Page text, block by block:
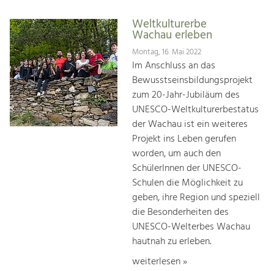
Weltkulturerbe
Wachau erleben
Montag, 16. Mai 2022
Im Anschluss an das
Bewusstseinsbildungsprojekt
zum 20-Jahr-Jubiläum des
UNESCO-Weltkulturerbestatus
der Wachau ist ein weiteres
Projekt ins Leben gerufen
worden, um auch den
SchülerInnen der UNESCO-
Schulen die Möglichkeit zu
geben, ihre Region und speziell
die Besonderheiten des
UNESCO-Welterbes Wachau
hautnah zu erleben.
weiterlesen »